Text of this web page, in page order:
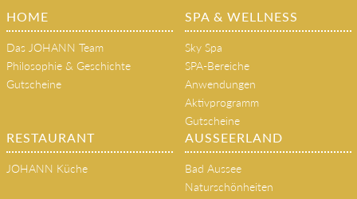
HOME
Das JOHANN Team
Philosophie & Geschichte
SPA & WELLNESS
Sky Spa
SPA-Bereiche
Anwendungen
Aktivprogramm
Gutscheine
RESTAURANT AUSSEERLAND
Bad Aussee